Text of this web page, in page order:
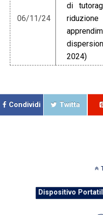
06/11/24
di
2024)
Condividi Twitta
Dispositivo